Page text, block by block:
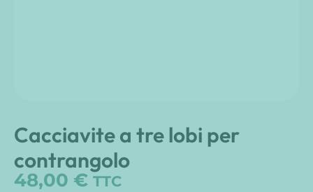
Cacciavite a tre lobi per
contrangolo
48,00 € TTC